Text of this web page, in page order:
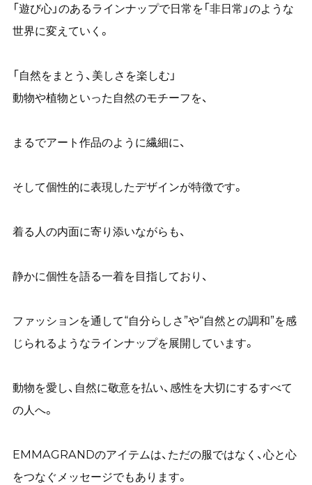
「遊び心」のあるラインナップで日常を「非日常」のような
世界に変えていく。
「自然をまとう、美しさを楽しむ」
動物や植物といった自然のモチーフを、
まるでアート作品のように繊細に、
そして個性的に表現したデザインが特徴です。
着る人の内面に寄り添いながらも、
静かに個性を語る一着を目指しており、
ファッションを通して“自分らしさ”や“自然との調和”を感
じられるようなラインナップを展開しています。
動物を愛し、自然に敬意を払い、感性を大切にするすべて
の人へ。
EMMAGRANDのアイテムは、ただの服ではなく、心と心
をつなぐメッセージでもあります。